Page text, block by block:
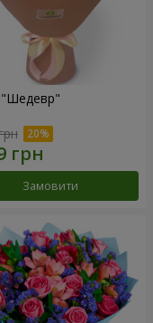
"Шедевр"
Замовити